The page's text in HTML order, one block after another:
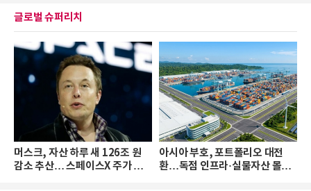
글로벌 슈퍼리치
머스크, 자산 하루 새 126조 원
감소 추산… 스페이스X 주가 하
아시아 부호, 포트폴리오 대전
환…독점 인프라·실물자산 몰린